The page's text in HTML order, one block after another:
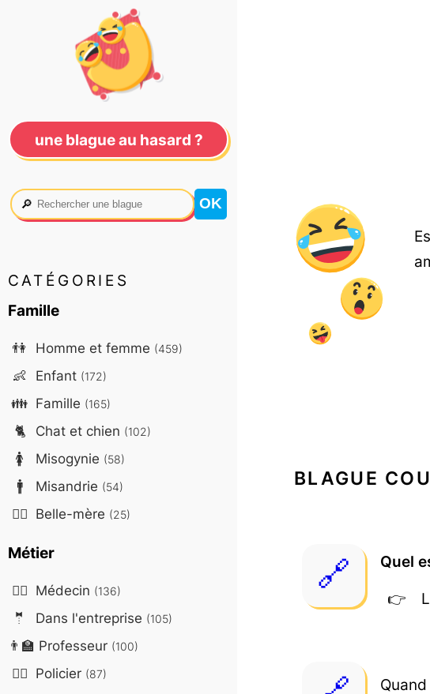
BLAGUE
Quel
une blague au hasard ?
🔎
CATÉGORIES
Famille
👫 Homme et femme (459)
👶 Enfant (172)
👪 Famille (165)
🐈 Chat et chien (102)
🚺 Misogynie (58)
🚹 Misandrie (54)
🤷‍♀️ Belle-mère (25)
Métier
👨‍⚕️ Médecin (136)
🤵 Dans l'entreprise (105)
👨‍🏫 Professeur (100)
👮‍♂️ Policier (87)